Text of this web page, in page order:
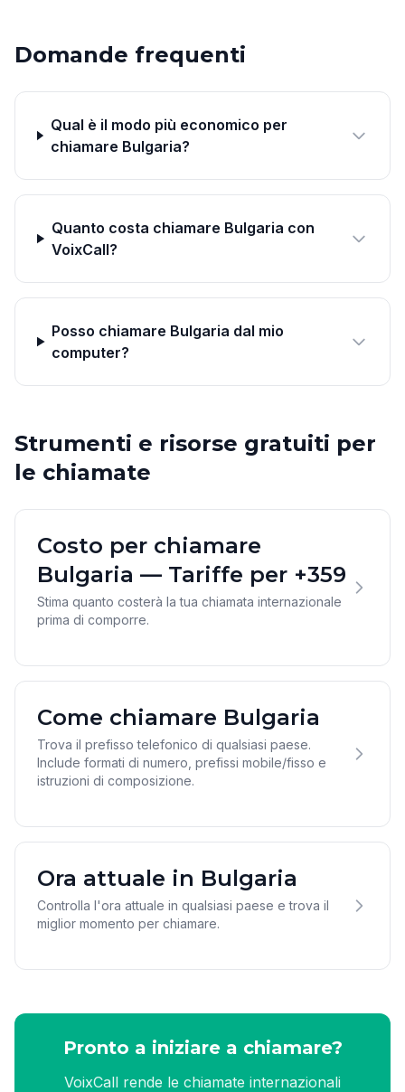
Domande frequenti
Qual è il modo più economico per
chiamare Bulgaria?
Quanto costa chiamare Bulgaria con
VoixCall?
Posso chiamare Bulgaria dal mio
computer?
Strumenti e risorse gratuiti per
le chiamate
Costo per chiamare
Bulgaria — Tariffe per +359
Stima quanto costerà la tua chiamata internazionale
prima di comporre.
Come chiamare Bulgaria
Trova il prefisso telefonico di qualsiasi paese.
Include formati di numero, prefissi mobile/fisso e
istruzioni di composizione.
Ora attuale in Bulgaria
Controlla l'ora attuale in qualsiasi paese e trova il
miglior momento per chiamare.
Pronto a iniziare a chiamare?
VoixCall rende le chiamate internazionali